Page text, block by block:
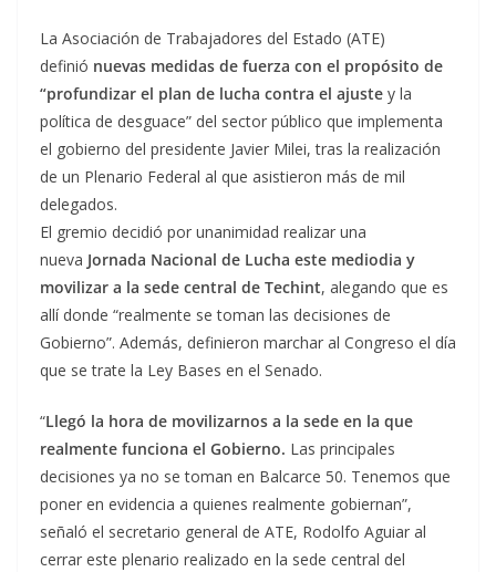
La Asociación de Trabajadores del Estado (ATE)
definió nuevas medidas de fuerza con el propósito de
“profundizar el plan de lucha contra el ajuste y la
política de desguace” del sector público que implementa
el gobierno del presidente Javier Milei, tras la realización
de un Plenario Federal al que asistieron más de mil
delegados.
El gremio decidió por unanimidad realizar una
nueva Jornada Nacional de Lucha este mediodia y
movilizar a la sede central de Techint, alegando que es
allí donde “realmente se toman las decisiones de
Gobierno”. Además, definieron marchar al Congreso el día
que se trate la Ley Bases en el Senado.
“Llegó la hora de movilizarnos a la sede en la que
realmente funciona el Gobierno. Las principales
decisiones ya no se toman en Balcarce 50. Tenemos que
poner en evidencia a quienes realmente gobiernan”,
señaló el secretario general de ATE, Rodolfo Aguiar al
cerrar este plenario realizado en la sede central del